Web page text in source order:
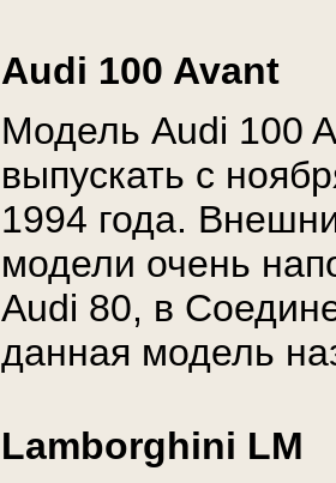
Audi 100 Avant
Модель Audi 100
выпускать с
1994 года.
модели очень
Audi 80, в
данная модель
Lamborghini LM